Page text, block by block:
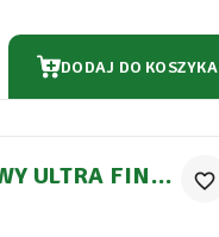
DODAJ DO KOSZYKA
ULTRA FINE
favorite_border